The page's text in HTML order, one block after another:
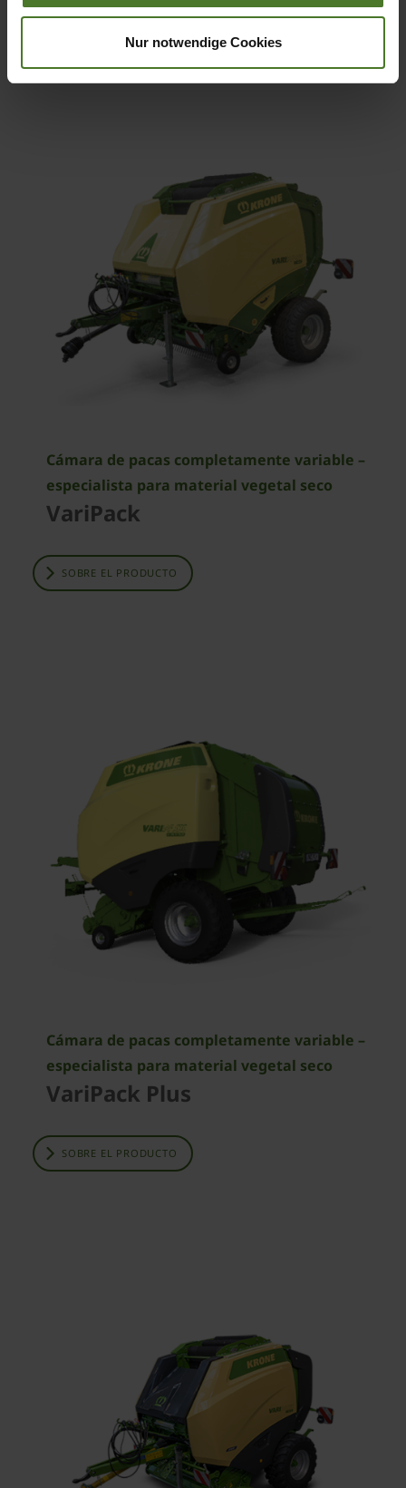
Nur notwendige Cookies
Cámara de pacas completamente variable –
especialista para material vegetal seco
VariPack
SOBRE EL PRODUCTO
Cámara de pacas completamente variable –
especialista para material vegetal seco
VariPack Plus
SOBRE EL PRODUCTO